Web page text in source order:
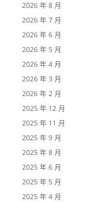
2026 年 8 月
2026 年 7 月
2026 年 6 月
2026 年 5 月
2026 年 4 月
2026 年 3 月
2026 年 2 月
2025 年 12 月
2025 年 11 月
2025 年 9 月
2025 年 8 月
2025 年 6 月
2025 年 5 月
2025 年 4 月